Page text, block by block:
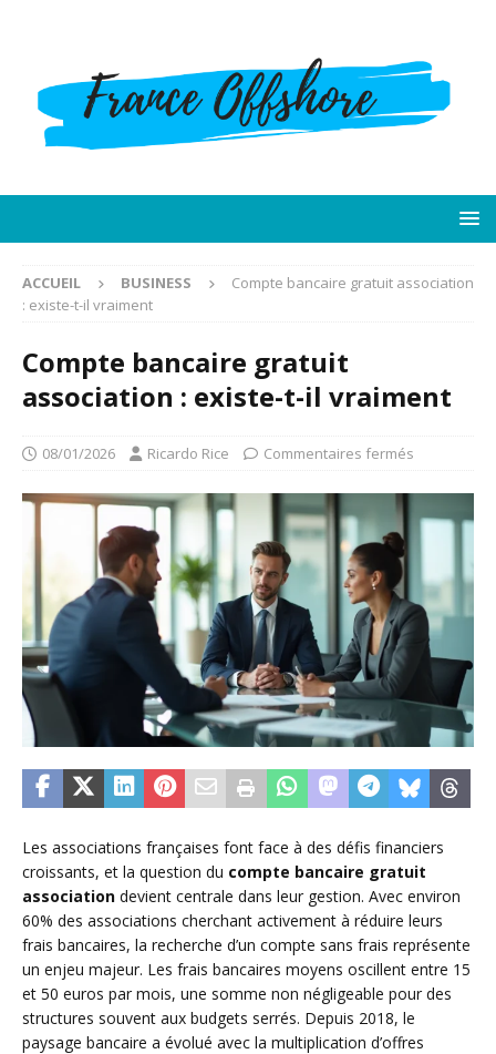
ACCUEIL BUSINESS
Compte bancaire gratuit association
: existe-t-il vraiment
Compte bancaire gratuit
association : existe-t-il vraiment
08/01/2026 Ricardo Rice Commentaires fermés
Les associations françaises font face à des défis financiers
croissants, et la question du compte bancaire gratuit
association devient centrale dans leur gestion. Avec environ
60% des associations cherchant activement à réduire leurs
frais bancaires, la recherche d’un compte sans frais représente
un enjeu majeur. Les frais bancaires moyens oscillent entre 15
et 50 euros par mois, une somme non négligeable pour des
structures souvent aux budgets serrés. Depuis 2018, le
paysage bancaire a évolué avec la multiplication d’offres